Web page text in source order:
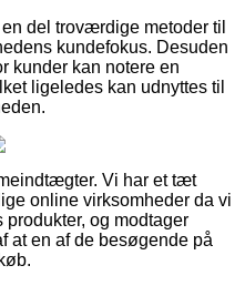
del troværdige metoder til
kundefokus. Desuden
kunder kan notere en
ligeledes kan udnyttes til
Vi har et tæt
online virksomheder da vi
og modtager
at en af de besøgende på